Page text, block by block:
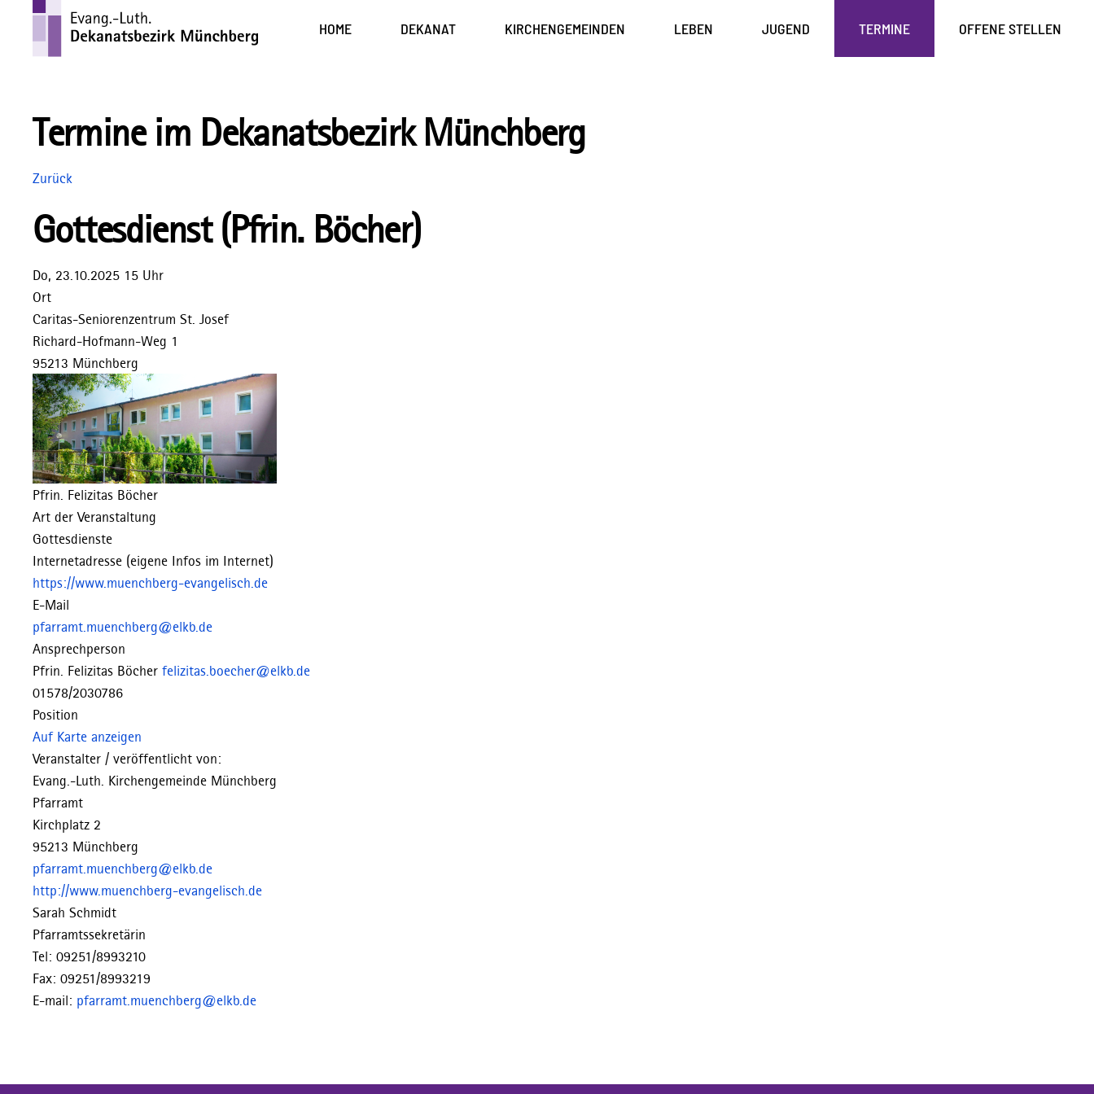
HOME DEKANAT KIRCHENGEMEINDEN LEBEN JUGEND TERMINE OFFENE STELLEN
Termine im Dekanatsbezirk Münchberg
Zurück
Gottesdienst (Pfrin. Böcher)
Do, 23.10.2025 15 Uhr
Ort
Caritas-Seniorenzentrum St. Josef
Richard-Hofmann-Weg 1
95213 Münchberg
Pfrin. Felizitas Böcher
Art der Veranstaltung
Gottesdienste
Internetadresse (eigene Infos im Internet)
https://www.muenchberg-evangelisch.de
E-Mail
pfarramt.muenchberg@elkb.de
Ansprechperson
Pfrin. Felizitas Böcher felizitas.boecher@elkb.de
01578/2030786
Position
Auf Karte anzeigen
Veranstalter / veröffentlicht von:
Evang.-Luth. Kirchengemeinde Münchberg
Pfarramt
Kirchplatz 2
95213 Münchberg
pfarramt.muenchberg@elkb.de
http://www.muenchberg-evangelisch.de
Sarah Schmidt
Pfarramtssekretärin
Tel: 09251/8993210
Fax: 09251/8993219
E-mail: pfarramt.muenchberg@elkb.de